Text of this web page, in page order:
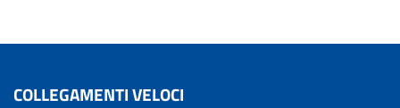
COLLEGAMENTI VELOCI